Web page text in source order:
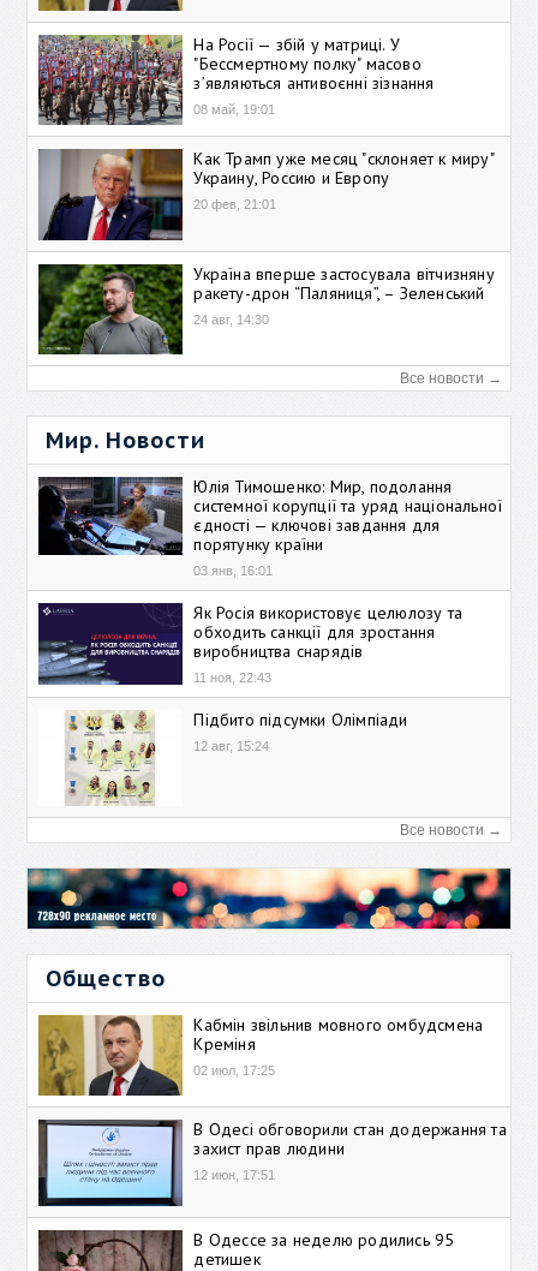
На Росії — збій у матриці. У
"Бессмертному полку" масово
зʼявляються антивоєнні зізнання
08 май, 19:01
Как Трамп уже месяц "склоняет к миру"
Украину, Россию и Европу
20 фев, 21:01
Україна вперше застосувала вітчизняну
ракету-дрон “Паляниця”, – Зеленський
24 авг, 14:30
Все новости →
Мир. Новости
Юлія Тимошенко: Мир, подолання
системної корупції та уряд національної
єдності — ключові завдання для
порятунку країни
03 янв, 16:01
Як Росія використовує целюлозу та
обходить санкції для зростання
виробництва снарядів
11 ноя, 22:43
Підбито підсумки Олімпіади
12 авг, 15:24
Все новости →
Общество
Кабмін звільнив мовного омбудсмена
Креміня
02 июл, 17:25
В Одесі обговорили стан додержання та
захист прав людини
12 июн, 17:51
В Одессе за неделю родились 95
детишек